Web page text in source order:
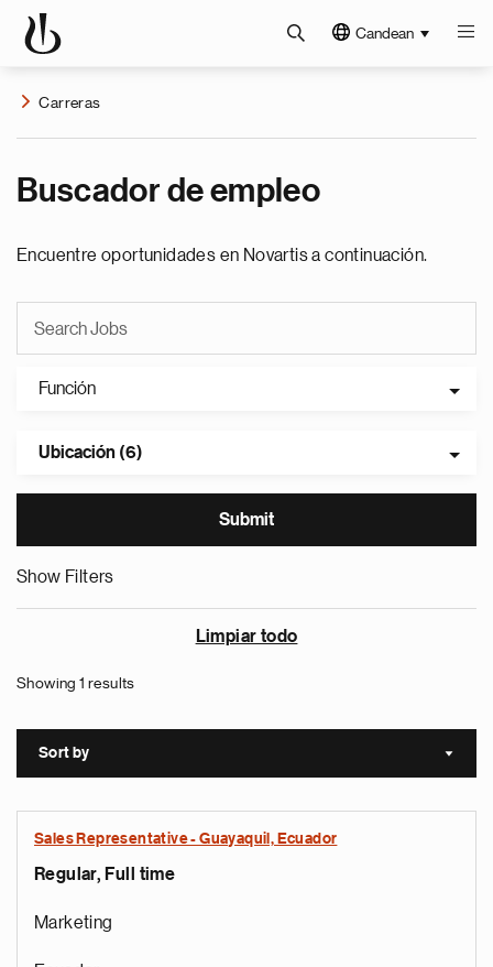
Candean
Carreras
Buscador de empleo
Encuentre oportunidades en Novartis a continuación.
Función
Ubicación (6)
Show Filters
Limpiar todo
Showing 1 results
Sort by Sort
Sales Representative - Guayaquil, Ecuador
Regular, Full time
Marketing